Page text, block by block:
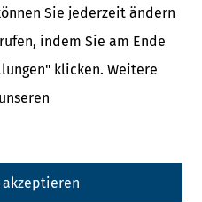
Sie jederzeit ändern
indem Sie am Ende
klicken. Weitere
akzeptieren
und aktuelle Entwicklungen
Mal seit fast drei Jahren erhöht